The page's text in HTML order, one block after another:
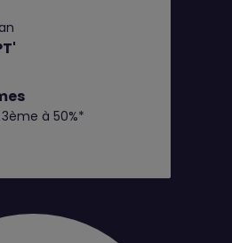
à 50%*